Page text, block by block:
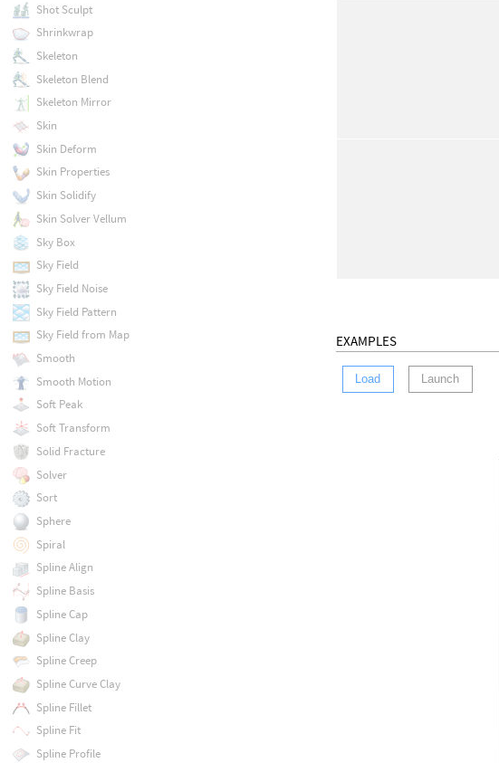
EXAMPLES
Load Launch
Shot Sculpt
Shrinkwrap
Skeleton
Skeleton Blend
Skeleton Mirror
Skin
Skin Deform
Skin Properties
Skin Solidify
Skin Solver Vellum
Sky Box
Sky Field
Sky Field Noise
Sky Field Pattern
Sky Field from Map
Smooth
Smooth Motion
Soft Peak
Soft Transform
Solid Fracture
Solver
Sort
Sphere
Spiral
Spline Align
Spline Basis
Spline Cap
Spline Clay
Spline Creep
Spline Curve Clay
Spline Fillet
Spline Fit
Spline Profile